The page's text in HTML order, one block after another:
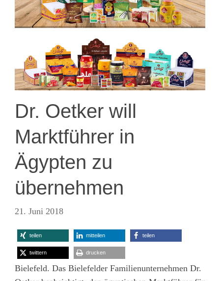
Dr. Oetker will
Marktführer in
Ägypten zu
übernehmen
21. Juni 2018
teilen mitteilen teilen
twittern drucken
Bielefeld. Das Bielefelder Familienunternehmen Dr.